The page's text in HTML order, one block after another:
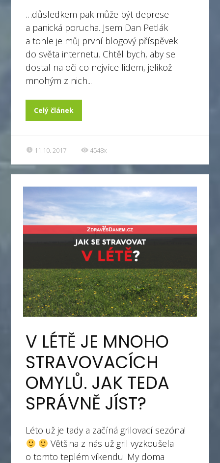
…důsledkem pak může být deprese
a panická porucha. Jsem Dan Petlák
a tohle je můj první blogový příspěvek
do světa internetu. Chtěl bych, aby se
dostal na oči co nejvíce lidem, jelikož
mnohým z nich...
Celý článek
11.10. 2017 4548x
V LÉTĚ JE MNOHO
STRAVOVACÍCH
OMYLŮ. JAK TEDA
SPRÁVNĚ JÍST?
Léto už je tady a začíná grilovací sezóna!
Většina z nás už gril vyzkoušela
o tomto teplém víkendu. My doma